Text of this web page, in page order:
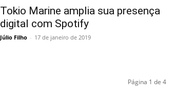
Tokio Marine amplia sua presença
digital com Spotify
Júlio Filho - 17 de janeiro de 2019
Página 1 de 4